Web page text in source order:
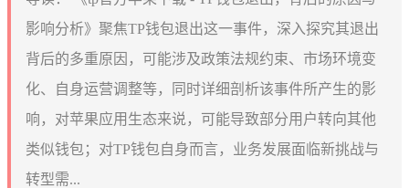
影响分析》聚焦TP钱包退出这一事件，深入探究其退出
背后的多重原因，可能涉及政策法规约束、市场环境变
化、自身运营调整等，同时详细剖析该事件所产生的影
响，对苹果应用生态来说，可能导致部分用户转向其他
类似钱包；对TP钱包自身而言，业务发展面临新挑战与
转型需...